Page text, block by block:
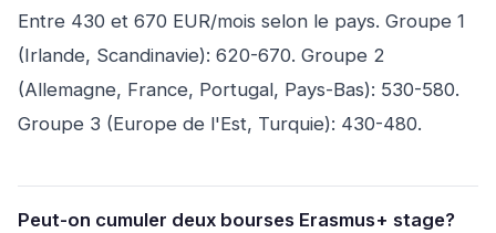
Entre 430 et 670 EUR/mois selon le pays. Groupe 1
(Irlande, Scandinavie): 620-670. Groupe 2
(Allemagne, France, Portugal, Pays-Bas): 530-580.
Groupe 3 (Europe de l'Est, Turquie): 430-480.
Peut-on cumuler deux bourses Erasmus+ stage?